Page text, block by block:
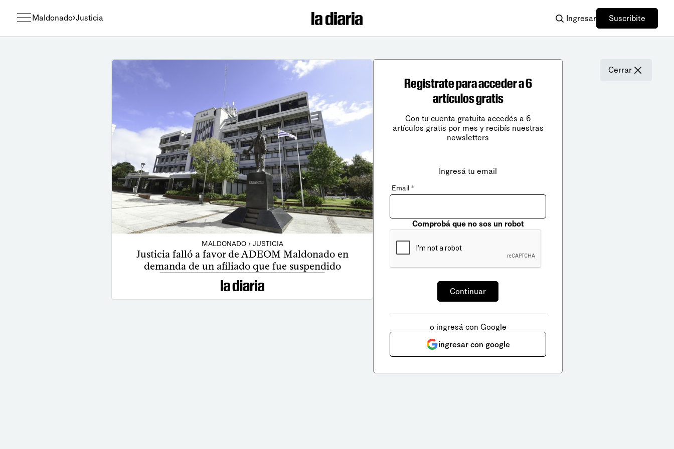
Maldonado Justicia Ingresar Suscribite
MALDONADO › JUSTICIA
Justicia falló a favor de ADEOM Maldonado en
demanda de un afiliado que fue suspendido
Cerrar
Registrate para acceder a 6
artículos gratis
Con tu cuenta gratuita accedés a 6
artículos gratis por mes y recibís nuestras
newsletters
Ingresá tu email
Email *
Comprobá que no sos un robot
o ingresá con Google
ingresar con google